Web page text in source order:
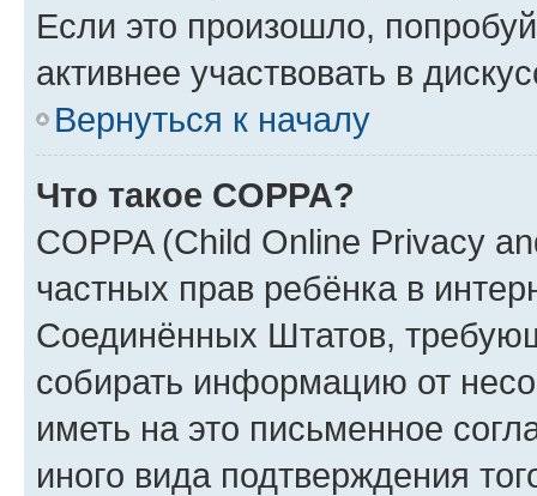
Если это произошло,
активнее участвовать в
Вернуться к началу
Что такое COPPA?
COPPA (Child Online Privacy
частных прав ребёнка в
Соединённых Штатов,
собирать информацию от
иметь на это письменное
иного вида подтверждения